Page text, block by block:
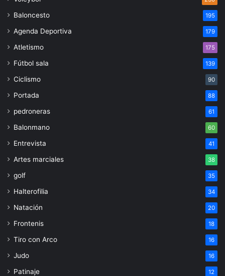
Baloncesto 195
Agenda Deportiva 179
Atletismo 175
Fútbol sala 139
Ciclismo 90
Portada 88
pedroneras 61
Balonmano 60
Entrevista 41
Artes marciales 38
golf 35
Halterofilia 34
Natación 20
Frontenis 18
Tiro con Arco 16
Judo 16
Patinaje 12